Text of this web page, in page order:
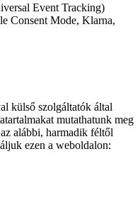
Event Tracking)
Consent Mode, Klarna,
külső szolgáltatók által
mutathatunk meg
alábbi, harmadik féltől
ezen a weboldalon: